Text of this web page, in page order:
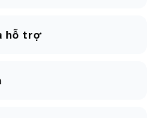
hỗ trợ